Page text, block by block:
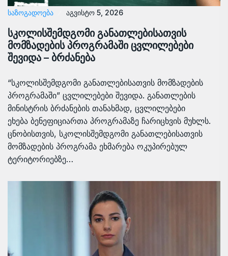
ᲡᲐᲖᲝᲒᲐᲓᲝᲔᲑᲐ აგვისტო 5, 2026
სკოლისშემდგომი განათლებისათვის
მომზადების პროგრამაში ცვლილებები
შევიდა – ბრძანება
“სკოლისშემდგომი განათლებისათვის მომზადების
პროგრამაში” ცვლილებები შევიდა. განათლების
მინისტრის ბრძანების თანახმად, ცვლილებები
ეხება ბენეფიციართა პროგრამაზე ჩარიცხვის მუხლს.
ცნობისთვის, სკოლისშემდგომი განათლებისათვის
მომზადების პროგრამა ეხმარება ოკუპირებულ
ტერიტორიებზე…